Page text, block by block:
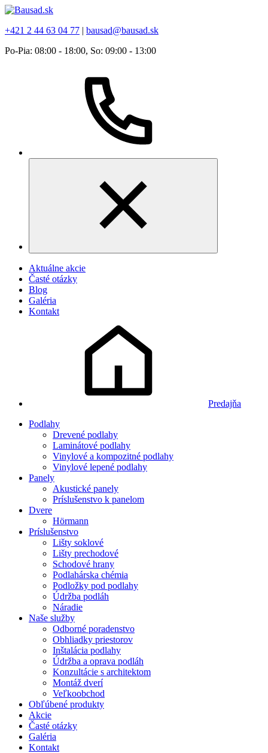
+421 2 44 63 04 77 | bausad@bausad.sk
Po-Pia: 08:00 - 18:00, So: 09:00 - 13:00
Aktuálne akcie
Časté otázky
Blog
Galéria
Kontakt
Predajňa
Podlahy
Drevené podlahy
Laminátové podlahy
Vinylové a kompozitné podlahy
Vinylové lepené podlahy
Panely
Akustické panely
Príslušenstvo k panelom
Dvere
Hörmann
Príslušenstvo
Lišty soklové
Lišty prechodové
Schodové hrany
Podlahárska chémia
Podložky pod podlahy
Údržba podláh
Náradie
Naše služby
Odborné poradenstvo
Obhliadky priestorov
Inštalácia podlahy
Údržba a oprava podláh
Konzultácie s architektom
Montáž dverí
Veľkoobchod
Obľúbené produkty
Akcie
Časté otázky
Galéria
Kontakt